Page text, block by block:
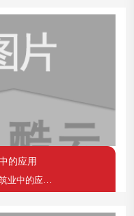
的应用
有机玻璃压克力（亚克力）在建筑业中的应用在建筑方面